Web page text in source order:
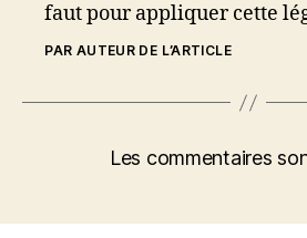
faut pour appliquer cette
PAR AUTEUR DE L’ARTICLE
Les commentaires